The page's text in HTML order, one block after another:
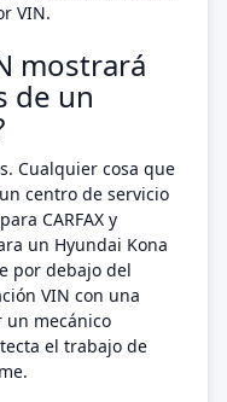
VIN.
mostrará
de un
Cualquier cosa que
centro de servicio
CARFAX y
un Hyundai Kona
por debajo del
VIN con una
un mecánico
el trabajo de